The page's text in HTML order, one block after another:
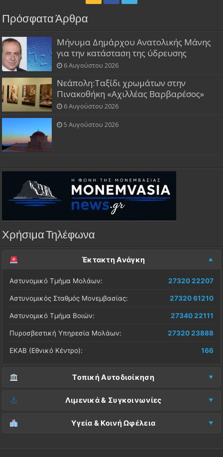
Πρόσφατα Άρθρα
Μήνυμα Δημάρχου Ανατολικής Μάνης
για την κατάσταση της ύδρευσης
6 Αυγούστου 2026
Νεάπολη:Ταξίδι χρωμάτων στην
Πινακοθήκη «Αχιλλέας Βαρβαρέσος»
6 Αυγούστου 2026
5 Αυγούστου 2026
Χρήσιμα Τηλέφωνα
Έκτακτη Ανάγκη
Αστυνομικό Τμήμα Μολάων: 27320 22207
Αστυνομικός Σταθμός Μονεμβασίας: 27320 61210
Αστυνομικό Τμήμα Βοιών: 27340 22111
Πυροσβεστική Υπηρεσία Μολάων: 27320 23888
ΕΚΑΒ (Εθνικό Κέντρο): 166
Τοπική Αυτοδιοίκηση
Δήμος Μονεμβασίας (Έδρα):
Λιμενικά & Συγκοινωνίες
Λιμεναρχείο Μονεμβασίας:
Υγεία & Κοινή Ωφέλεια